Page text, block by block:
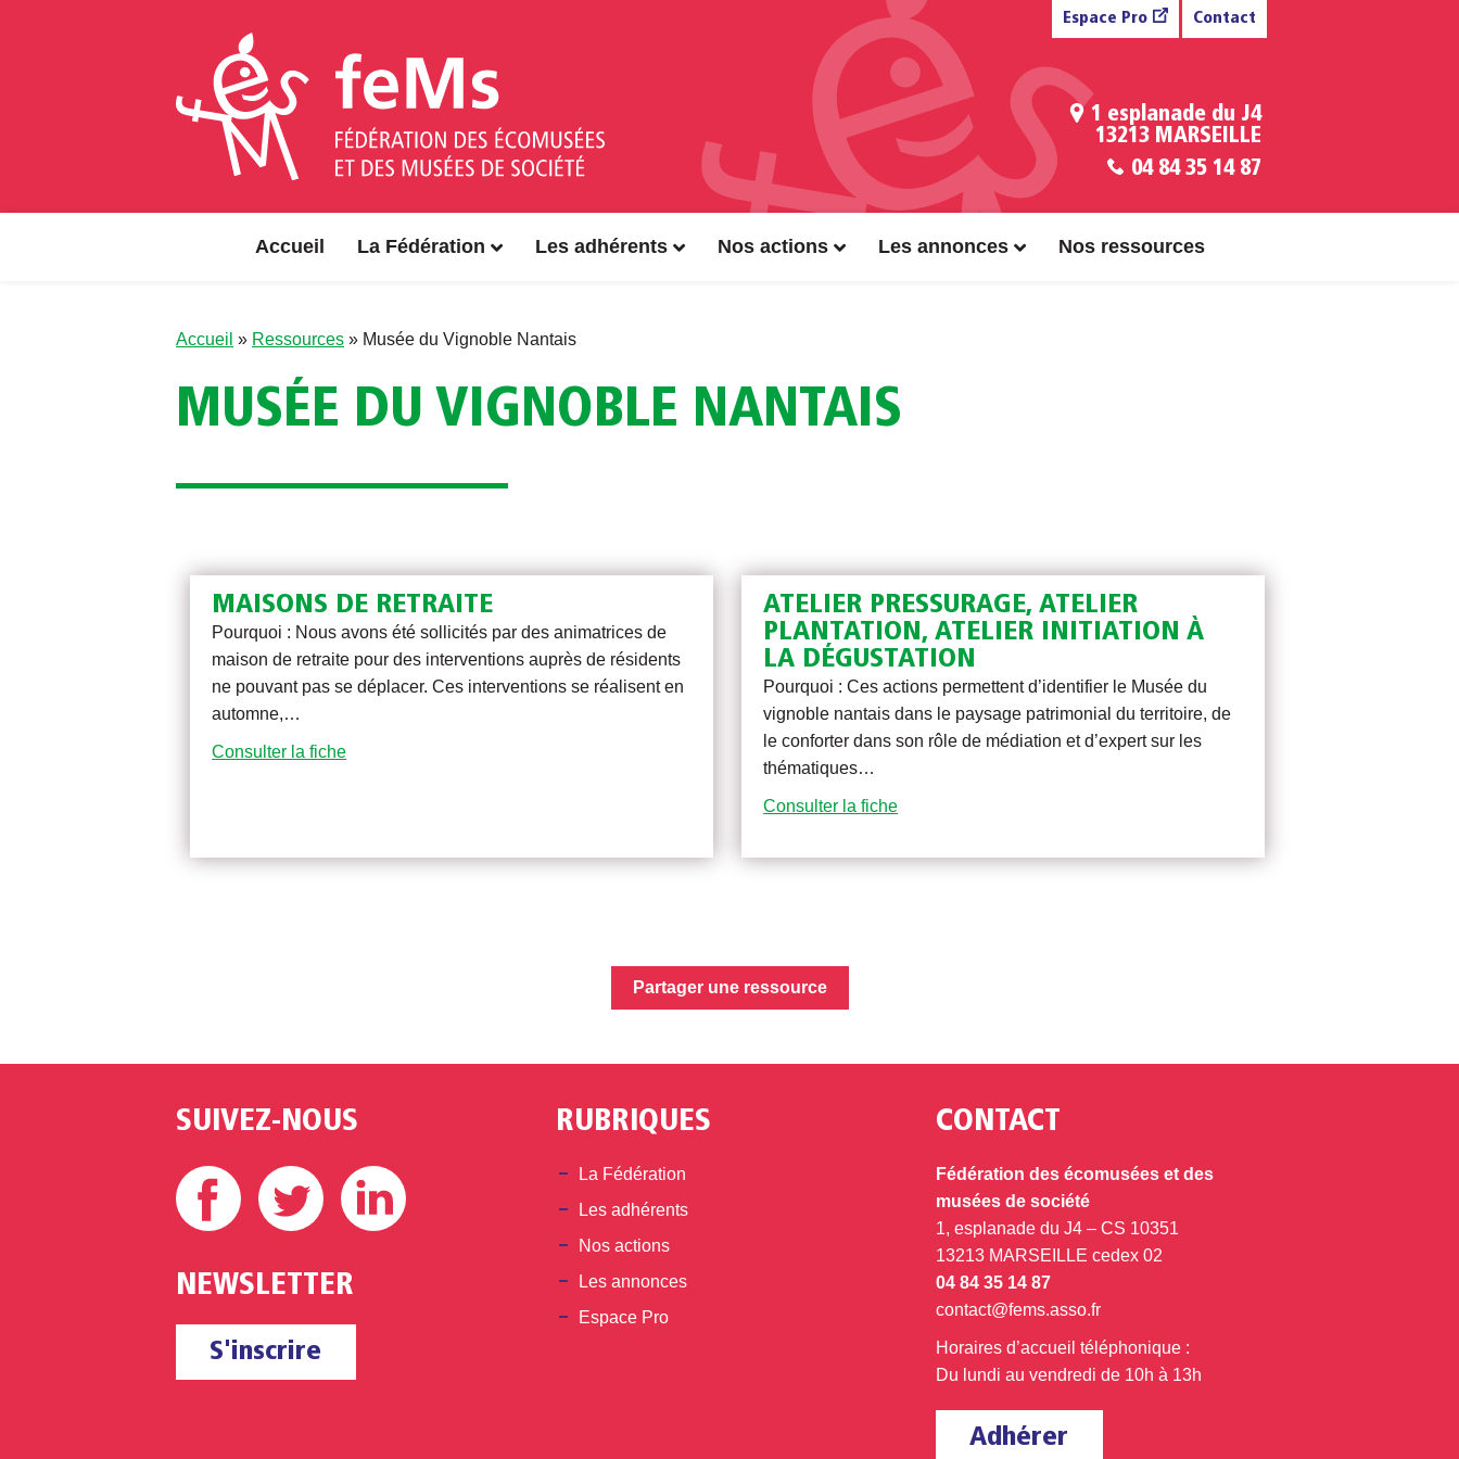
Espace Pro Contact
1 esplanade du J4
13213 MARSEILLE
04 84 35 14 87
Accueil La Fédération Les adhérents Nos actions Les annonces Nos ressources
Accueil » Ressources » Musée du Vignoble Nantais
MUSÉE DU VIGNOBLE NANTAIS
MAISONS DE RETRAITE
Pourquoi : Nous avons été sollicités par des animatrices de
maison de retraite pour des interventions auprès de résidents
ne pouvant pas se déplacer. Ces interventions se réalisent en
automne,…
Consulter la fiche
ATELIER PRESSURAGE, ATELIER
PLANTATION, ATELIER INITIATION À
LA DÉGUSTATION
Pourquoi : Ces actions permettent d’identifier le Musée du
vignoble nantais dans le paysage patrimonial du territoire, de
le conforter dans son rôle de médiation et d’expert sur les
thématiques…
Consulter la fiche
Partager une ressource
SUIVEZ-NOUS
Facebook Twitter
NEWSLETTER
S'inscrire
RUBRIQUES
La Fédération
Les adhérents
Nos actions
Les annonces
Espace Pro
CONTACT
Fédération des écomusées et des
musées de société
1, esplanade du J4 – CS 10351
13213 MARSEILLE cedex 02
04 84 35 14 87
contact@fems.asso.fr
Horaires d’accueil téléphonique :
Du lundi au vendredi de 10h à 13h
Adhérer